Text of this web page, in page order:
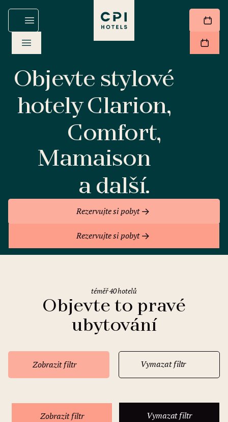
Objevte stylové
hotely Clarion,
Comfort,
Mamaison
a další.
Rezervujte si pobyt
Rezervujte si pobyt
Objevte to pravé
ubytování
téměř 40 hotelů
Zobrazit filtr
Zobrazit filtr
Vymazat filtr
Vymazat filtr